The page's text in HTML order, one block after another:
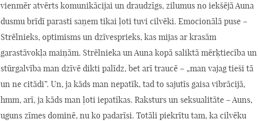
vienmēr atvērts komunikācijai un draudzīgs, zilumus no iekšējā Auna
dusmu brīdī parasti saņem tikai ļoti tuvi cilvēki. Emocionālā puse –
Strēlnieks, optimisms un dzīvesprieks, kas mijas ar krasām
garastāvokļa maiņām. Strēlnieka un Auna kopā saliktā mērķtiecība un
stūrgalvība man dzīvē dikti palīdz, bet arī traucē – „man vajag tieši tā
un ne citādi”. Un, ja kāds man nepatīk, tad to sajutīs gaisa vibrācijā,
hmm, arī, ja kāds man ļoti iepatīkas. Raksturs un seksualitāte – Auns,
uguns zīmes dominē, nu ko padarīsi. Totāli piekrītu tam, ka cilvēku